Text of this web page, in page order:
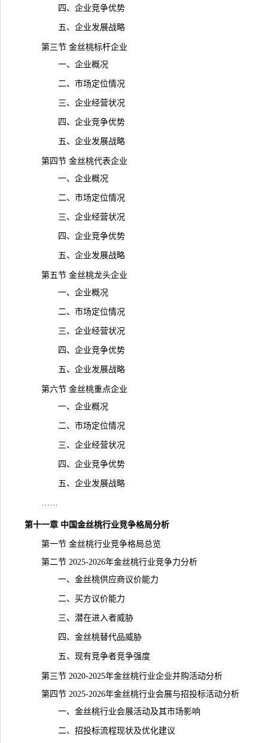
四、企业竞争优势
五、企业发展战略
第三节 金丝桃标杆企业
一、企业概况
二、市场定位情况
三、企业经营状况
四、企业竞争优势
五、企业发展战略
第四节 金丝桃代表企业
一、企业概况
二、市场定位情况
三、企业经营状况
四、企业竞争优势
五、企业发展战略
第五节 金丝桃龙头企业
一、企业概况
二、市场定位情况
三、企业经营状况
四、企业竞争优势
五、企业发展战略
第六节 金丝桃重点企业
一、企业概况
二、市场定位情况
三、企业经营状况
四、企业竞争优势
五、企业发展战略
……
第十一章 中国金丝桃行业竞争格局分析
第一节 金丝桃行业竞争格局总览
第二节 2025-2026年金丝桃行业竞争力分析
一、金丝桃供应商议价能力
二、买方议价能力
三、潜在进入者威胁
四、金丝桃替代品威胁
五、现有竞争者竞争强度
第三节 2020-2025年金丝桃行业企业并购活动分析
第四节 2025-2026年金丝桃行业会展与招投标活动分析
一、金丝桃行业会展活动及其市场影响
二、招投标流程现状及优化建议